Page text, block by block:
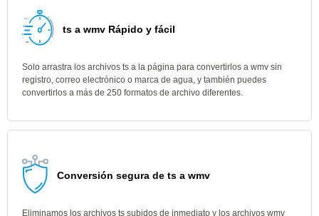
ts a wmv Rápido y fácil
Solo arrastra los archivos ts a la página para convertirlos a wmv sin
registro, correo electrónico o marca de agua, y también puedes
convertirlos a más de 250 formatos de archivo diferentes.
Conversión segura de ts a wmv
Eliminamos los archivos ts subidos de inmediato y los archivos wmv